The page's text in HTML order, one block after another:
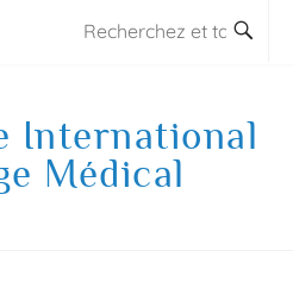
International
Médical